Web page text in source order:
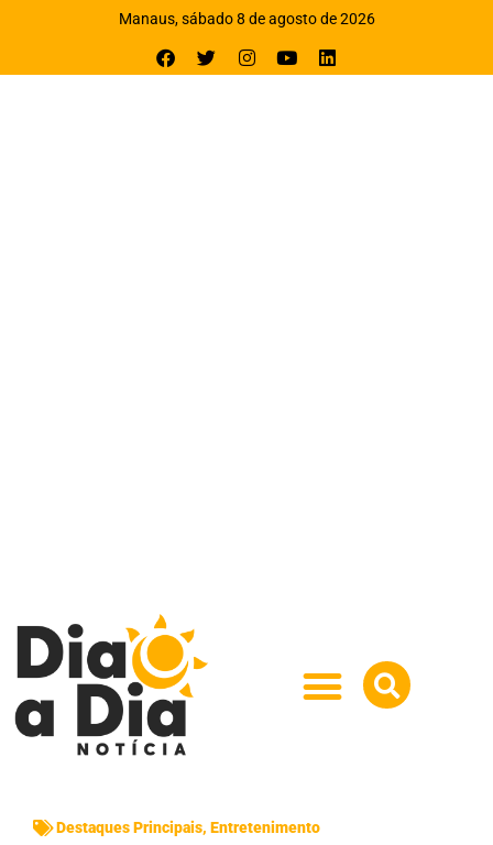
Manaus, sábado 8 de agosto de 2026
Destaques Principais, Entretenimento